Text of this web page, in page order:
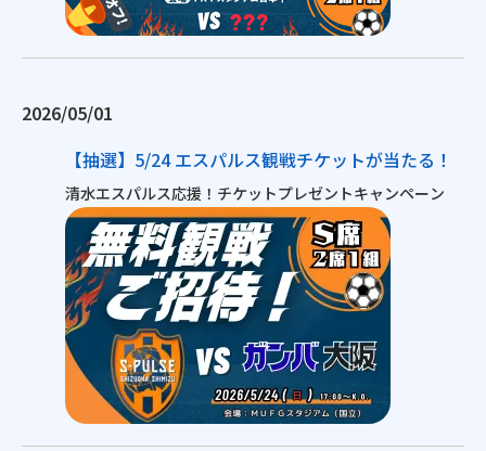
2026/05/01
【抽選】5/24 エスパルス観戦チケットが当たる！
清水エスパルス応援！チケットプレゼントキャンペーン